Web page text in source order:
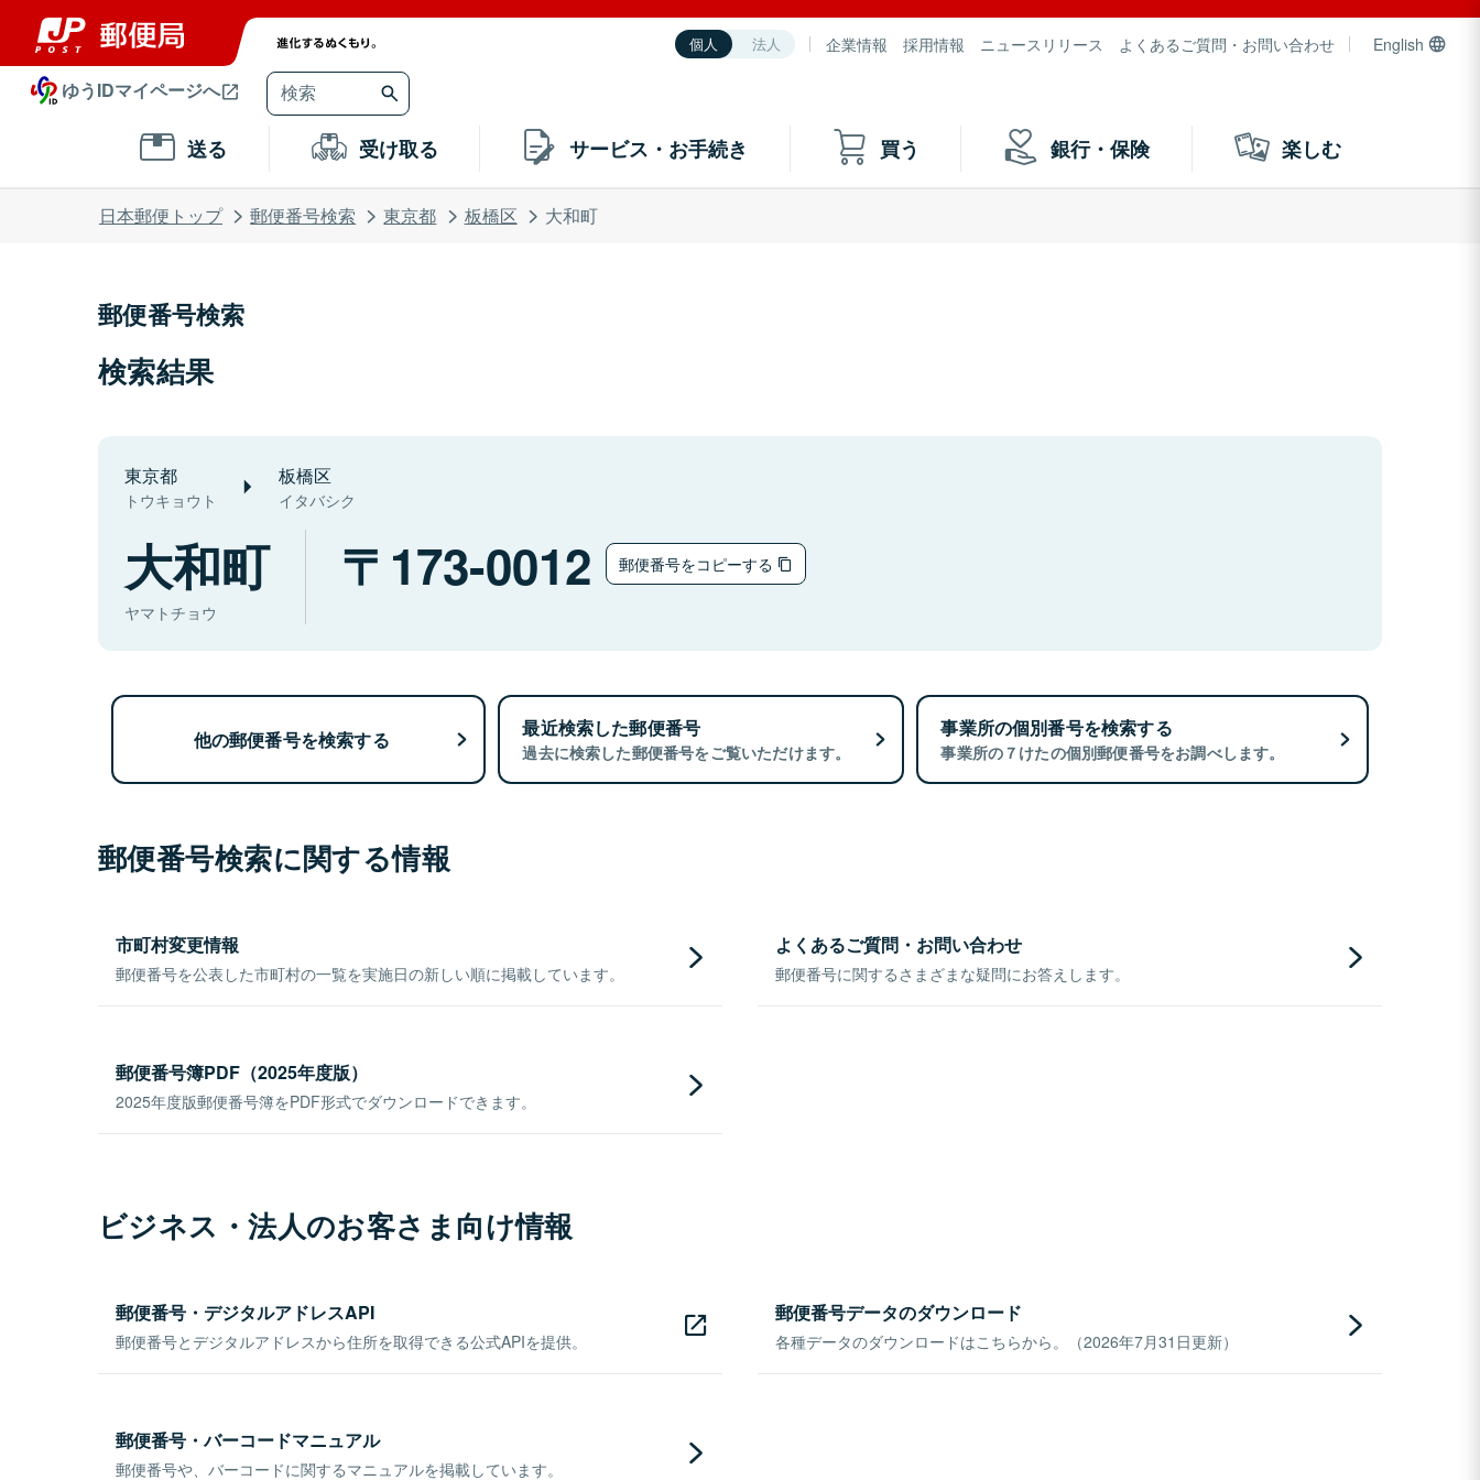
個人 法人 企業情報 採用情報 ニュースリリース よくあるご質問・お問い合わせ English
ゆうIDマイページへ
送る 受け取る サービス・お手続き 買う 銀行・保険 楽しむ
日本郵便トップ 郵便番号検索 東京都 板橋区 大和町
郵便番号検索
検索結果
東京都
トウキョウト
板橋区
イタバシク
大和町
ヤマトチョウ
173-0012 郵便番号をコピーする
他の郵便番号を検索する 最近検索した郵便番号
過去に検索した郵便番号をご覧いただけます。
事業所の個別番号を検索する
事業所の７けたの個別郵便番号をお調べします。
郵便番号検索に関する情報
市町村変更情報
郵便番号を公表した市町村の一覧を実施日の新しい順に掲載しています。
よくあるご質問・お問い合わせ
郵便番号に関するさまざまな疑問にお答えします。
郵便番号簿PDF（2025年度版）
2025年度版郵便番号簿をPDF形式でダウンロードできます。
ビジネス・法人のお客さま向け情報
郵便番号・デジタルアドレスAPI
郵便番号とデジタルアドレスから住所を取得できる公式APIを提供。
郵便番号データのダウンロード
各種データのダウンロードはこちらから。（2026年7月31日更新）
郵便番号・バーコードマニュアル
郵便番号や、バーコードに関するマニュアルを掲載しています。